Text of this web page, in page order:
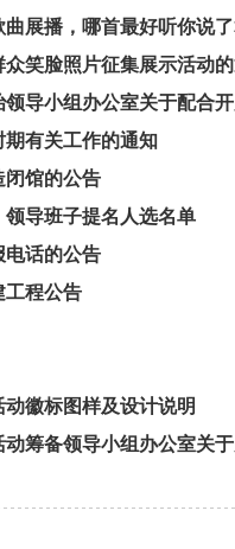
展播，哪首最好听你说
笑脸照片征集展示活动
导小组办公室关于配合
有关工作的通知
闭馆的公告
导班子提名人选名单
电话的公告
工程公告
徽标图样及设计说明
筹备领导小组办公室关